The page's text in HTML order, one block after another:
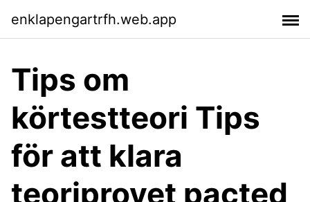
enklapengartrfh.web.app
Tips om
körtestteori Tips
för att klara
teoriprovet pacted